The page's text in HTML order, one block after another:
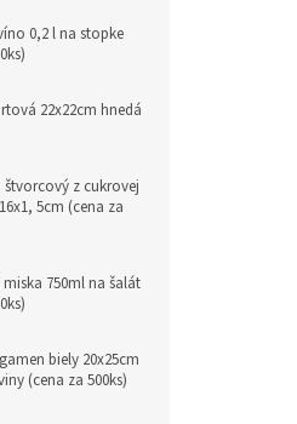
0,2 l na stopke
22x22cm hnedá
štvorcový z cukrovej
5cm (cena za
750ml na šalát
biely 20x25cm
(cena za 500ks)